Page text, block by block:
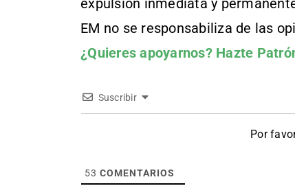
expulsión inmediata y
EM no se responsabiliza de las
¿Quieres apoyarnos? Hazte
Suscribir
Por
53 COMENTARIOS